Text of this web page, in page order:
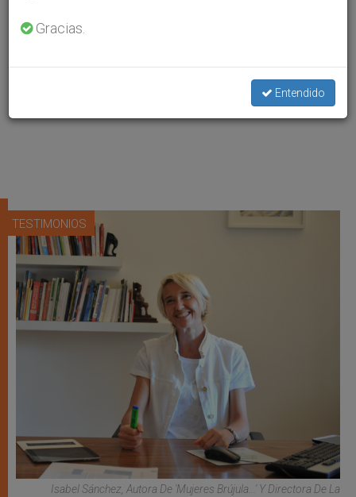
TESTIMONIOS
Isabel Sánchez, Autora De 'Mujeres Brújula...' Y Directora De La
Gracias.
Entendido